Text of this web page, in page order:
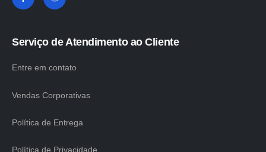
Serviço de Atendimento ao Cliente
Entre em contato
Vendas Corporativas
Política de Entrega
Política de Privacidade